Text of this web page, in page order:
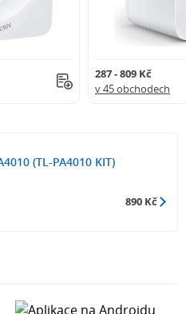
287 - 809 Kč
v 45 obchodech
(TL-PA4010 KIT)
890 Kč